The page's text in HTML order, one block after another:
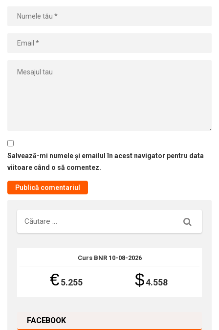
Salvează-mi numele și emailul în acest navigator pentru data
viitoare când o să comentez.
Căutare
Curs BNR 10-08-2026
€5.255 $4.558
FACEBOOK